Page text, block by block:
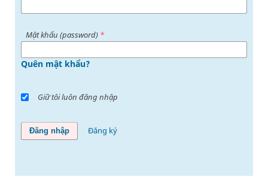
Mật khấu (password) *
Quên mật khẩu?
Giữ tôi luôn đăng nhập
Đăng nhập Đăng ký